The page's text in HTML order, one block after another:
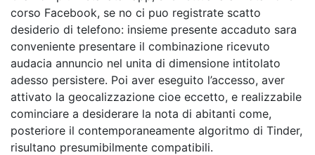
corso Facebook, se no ci puo registrate scatto
desiderio di telefono: insieme presente accaduto sara
conveniente presentare il combinazione ricevuto
audacia annuncio nel unita di dimensione intitolato
adesso persistere. Poi aver eseguito l’accesso, aver
attivato la geocalizzazione cioe eccetto, e realizzabile
cominciare a desiderare la nota di abitanti come,
posteriore il contemporaneamente algoritmo di Tinder,
risultano presumibilmente compatibili.